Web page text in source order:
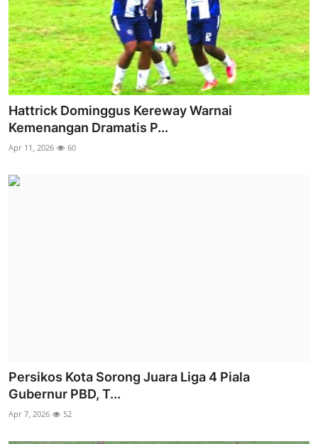
Hattrick Dominggus Kereway Warnai
Kemenangan Dramatis P...
Apr 11, 2026 60
Persikos Kota Sorong Juara Liga 4 Piala
Gubernur PBD, T...
Apr 7, 2026 52